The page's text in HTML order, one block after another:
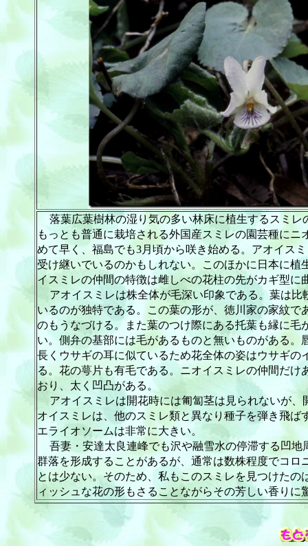
落葉広葉樹林の湿り気の多い林床に植生するスミ
もっとも普通に栽培される外国産スミレの園芸種に
めて早く、福島でも3月頃から咲き始める。アオイス
受け継いでいるのかもしれない。このほかに日本に
イスミレの仲間の特徴は雌しべの花柱の先がカギ型に
アオイスミレは株全体が毛深い印象である。葉は
いるのが独特である。この葉の形が、徳川家の家紋
のもうなづける。また葉のつけ際にある托葉も縁に
い。側弁の基部には毛があるものと無いものがある
長くウサギの耳に似ているため花全体の姿はウサギ
る。花の萼片も有毛である。ニオイスミレの仲間だ
おり、太く凹凸がある。
アオイスミレは開花時には匍匐茎は見られないが
オイスミレは、他のスミレ類と異なり種子を弾き飛
エライオソームは非常に大きい。
吾妻・安達太良連峰でも沢や融雪水の停滞する凹
群落を形成することがあるが、通常は数株程度でコ
とは少ない。そのため、私もこのスミレを見つけた
ィッシュな花の形もさることながらその芳しい香りに